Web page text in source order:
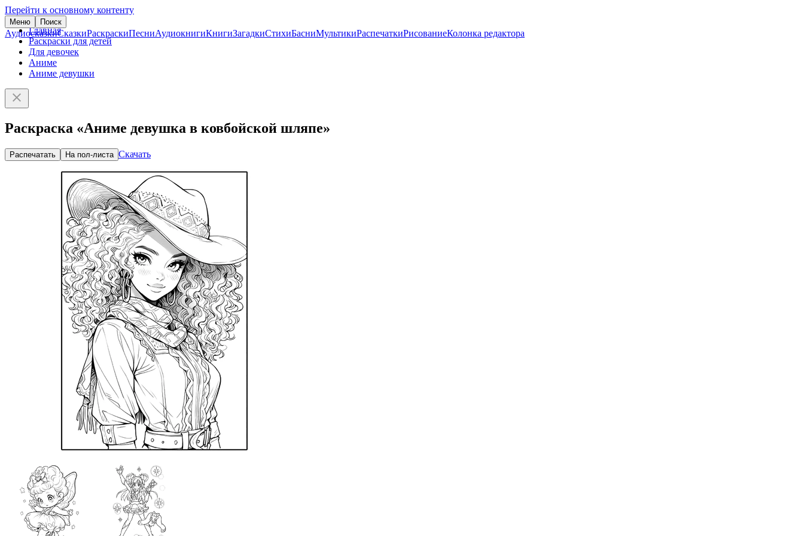
Перейти к основному контенту
Меню Поиск
АудиосказкиСказкиРаскраскиПесниАудиокнигиКнигиЗагадкиСтихиБасниМультикиРаспечаткиРисованиеКолонка редактора
Главная
Раскраски для детей
Для девочек
Аниме
Аниме девушки
Раскраска «Аниме девушка в ковбойской шляпе»
Распечатать На пол-листа Скачать